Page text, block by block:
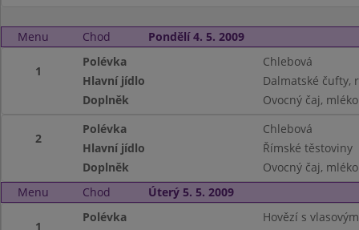
Menu Chod Pondělí 4. 5. 2009
1
Polévka
Chlebová
Hlavní jídlo
Dalmatské čufty,
Doplněk
Ovocný čaj, mléko
2
Polévka
Chlebová
Hlavní jídlo
Římské těstoviny
Doplněk
Ovocný čaj, mléko
Menu
Chod Úterý 5. 5. 2009
1
Polévka
Hovězí s